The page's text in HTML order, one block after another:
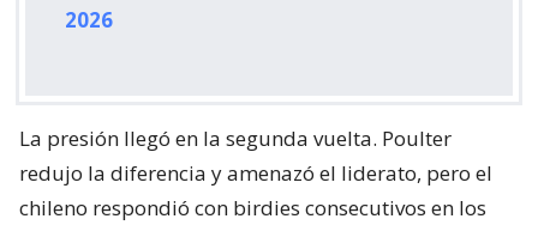
2026
La presión llegó en la segunda vuelta. Poulter
redujo la diferencia y amenazó el liderato, pero el
chileno respondió con birdies consecutivos en los